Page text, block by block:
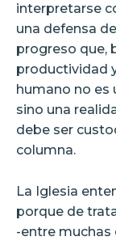
interpretarse
una defensa
progreso que,
productividad
humano no es
sino una
debe ser
columna.
La Iglesia
porque de
-entre muchas